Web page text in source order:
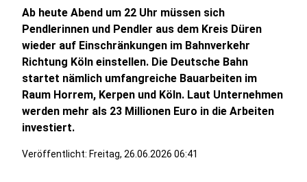
Ab heute Abend um 22 Uhr müssen sich
Pendlerinnen und Pendler aus dem Kreis Düren
wieder auf Einschränkungen im Bahnverkehr
Richtung Köln einstellen. Die Deutsche Bahn
startet nämlich umfangreiche Bauarbeiten im
Raum Horrem, Kerpen und Köln. Laut Unternehmen
werden mehr als 23 Millionen Euro in die Arbeiten
investiert.
Veröffentlicht: Freitag, 26.06.2026 06:41